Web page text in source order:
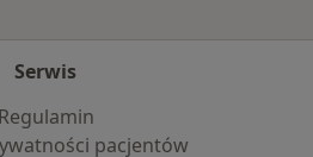
Serwis
Regulamin
pacjentów